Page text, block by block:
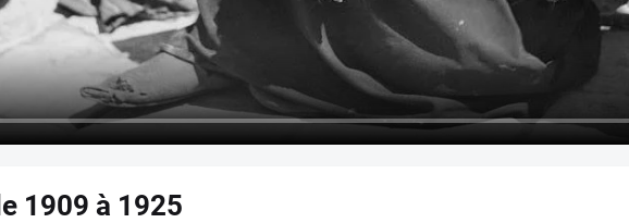
1909 à 1925